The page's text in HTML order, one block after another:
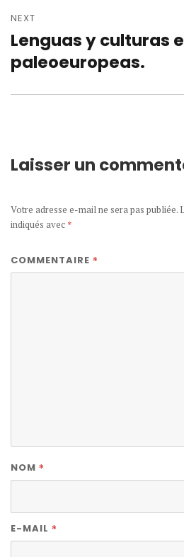
NEXT
Next
post:
Lenguas y culturas
paleoeuropeas.
Laisser un
Votre adresse e-mail ne sera pas publiée.
indiqués avec *
COMMENTAIRE *
NOM *
E-MAIL *